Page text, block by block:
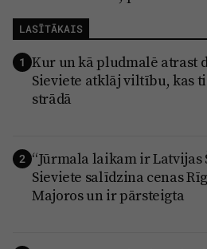
LASĪTĀKAIS
1 Kur un kā pludmalē atrast
Sieviete atklāj viltību, kas
strādā
2 “Jūrmala laikam ir Latvijas
Sieviete salīdzina cenas
Majoros un ir pārsteigta